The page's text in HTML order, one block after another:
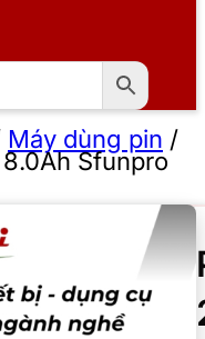
Máy dùng pin /
Sfunpro